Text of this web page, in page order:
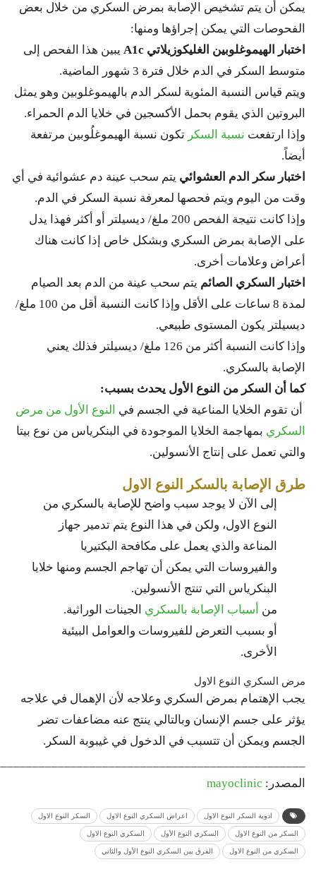
يمكن أن يتم تشخيص الإصابة بمرض السكري من خلال بعض
الفحوصات التي يمكن إجراؤها ومنها:
اختبار الهيموغلوبين الغليكوزيلاتي A1c
يبين هذا الفحص إلى
متوسط السكر في الدم خلال فترة 3 شهور الماضية.
ويتم قياس النسبة المئوية لسكر الدم بالهيموغلوبين وهو يمثل
البروتين الذي يقوم بحمل الأكسجين في خلايا الدم الحمراء.
وإذا ارتفعت نسبة السكر تكون نسبة الهيموغلُوبين مرتفعة
أيضاً.
اختبار سكر الدم العشوائي يتم سحب عينة دم عشوائية في أي
وقت من اليوم ويتم فحصها لمعرفة نسبة السكر في الدم.
وإذا كانت نتيجة الفحص 200 ملغ/ ديسيلتر أو أكثر فهذا يدل
على الإصابة بمرض السكري وبشكل خاص إذا كانت هناك
أعراض وعلامات أخرى.
اختبار السكري الصائم يتم سحب عينة من الدم بعد الصيام
لمدة 8 ساعات على الأقل وإذا كانت النسبة أقل من 100 ملغ/
ديسيلتر يكون المستوى طبيعي.
وإذا كانت النسبة أكثر من 126 ملغ/ ديسيلتر فذلك يعني
الإصابة بالسكري.
كما أن السكر من النوع الأول يحدث بسبب:
أن تقوم الخلايا المناعية في الجسم في النوع الأول من مرض
السكري بمهاجمة الخلايا الموجودة في البنكرياس من نوع بيتا
والتي تعمل على إنتاج الأنسولين.
طرق الإصابة بالسكر النوع الاول
إلى الآن لا يوجد سبب واضح للإصابة بالسكري من
النوع الاول، ولكن في هذا النوع يتم تدمير جهاز
المناعة والذي يعمل على مكافحة البكتيريا
والفيروسات التي يمكن أن تهاجم الجسم ومنها خلايا
البنكرياس التي تنتج الأنسولين.
من أسباب الإصابة بالسكري الجينات الوراثية.
أو بسبب التعرض للفيروسات والعوامل البيئية
الأخرى.
مرض السكري النوع الاول
يجب الإهتمام بمرض السكري وعلاجه لأن الإهمال في علاجه
يؤثر على جسم الإنسان وبالتالي ينتج عنه مضاعفات تضر
الجسم ويمكن أن تتسبب في الدخول في غيبوبة السكر.
المصدر: mayoclinic
ادوية السكر النوع الاول اعراض السكري النوع الاول السكر النوع الاول
السكر من النوع الاول السكري النوع الأول السكري النوع الاول
السكري من النوع الاول الفرق بين السكري النوع الأول والثاني